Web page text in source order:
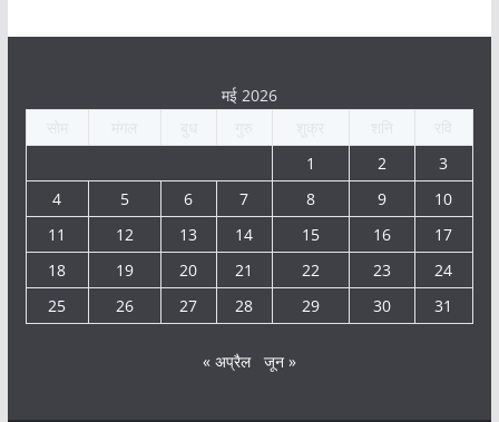
मई 2026
1
2
3
4
5 6 7 8 9
10
11
12 13 14 15 16
17
18
19 20 21 22 23
24
25
26 27 28 29 30 31
« अप्रैल जून »